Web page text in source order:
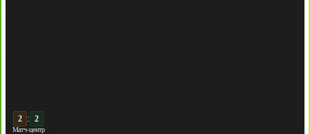
3 : 2
Матч-центр